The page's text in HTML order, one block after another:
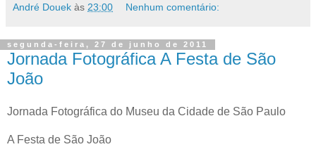
André Douek às 23:00 Nenhum comentário:
segunda-feira, 27 de junho de 2011
Jornada Fotográfica A Festa de São
João
Jornada Fotográfica do Museu da Cidade de São Paulo
A Festa de São João